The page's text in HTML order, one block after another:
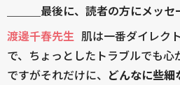
＿＿＿最後に、読者の方にメッセ
渡邊千春先生
肌は一番ダイレク
で、ちょっとしたトラブルでも心
ですがそれだけに、
どんなに些細